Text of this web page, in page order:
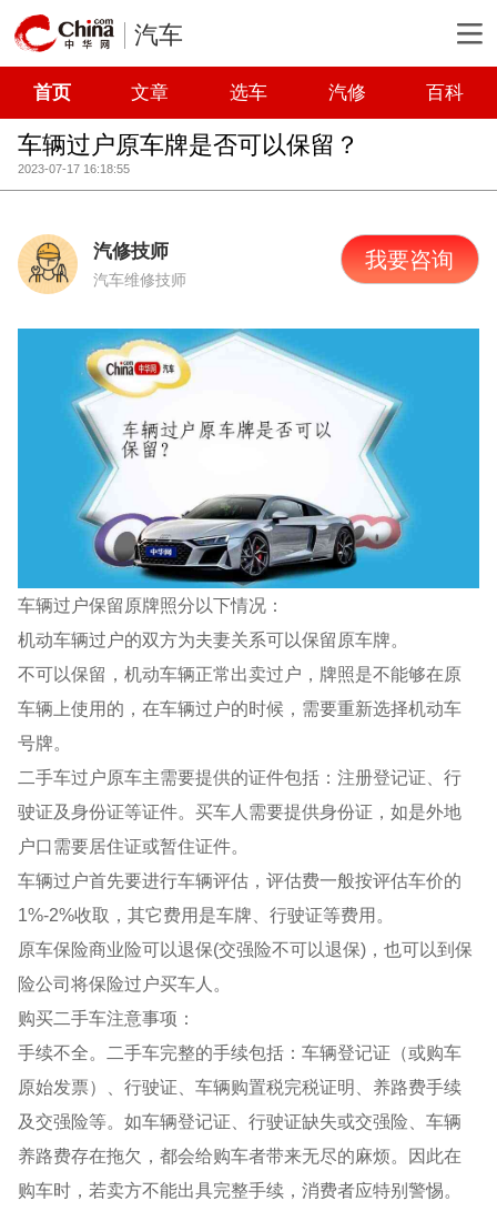
汽车
首页 文章 选车 汽修 百科
车辆过户原车牌是否可以保留？
2023-07-17 16:18:55
汽修技师
汽车维修技师
我要咨询
车辆过户保留原牌照分以下情况：
机动车辆过户的双方为夫妻关系可以保留原车牌。
不可以保留，机动车辆正常出卖过户，牌照是不能够在原
车辆上使用的，在车辆过户的时候，需要重新选择机动车
号牌。
二手车过户原车主需要提供的证件包括：注册登记证、行
驶证及身份证等证件。买车人需要提供身份证，如是外地
户口需要居住证或暂住证件。
车辆过户首先要进行车辆评估，评估费一般按评估车价的
1%-2%收取，其它费用是车牌、行驶证等费用。
原车保险商业险可以退保(交强险不可以退保)，也可以到保
险公司将保险过户买车人。
购买二手车注意事项：
手续不全。二手车完整的手续包括：车辆登记证（或购车
原始发票）、行驶证、车辆购置税完税证明、养路费手续
及交强险等。如车辆登记证、行驶证缺失或交强险、车辆
养路费存在拖欠，都会给购车者带来无尽的麻烦。因此在
购车时，若卖方不能出具完整手续，消费者应特别警惕。